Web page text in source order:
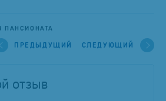
ПАНСИОНАТА
ПРЕДЫДУЩИЙ СЛЕДУЮЩИЙ
отзыв